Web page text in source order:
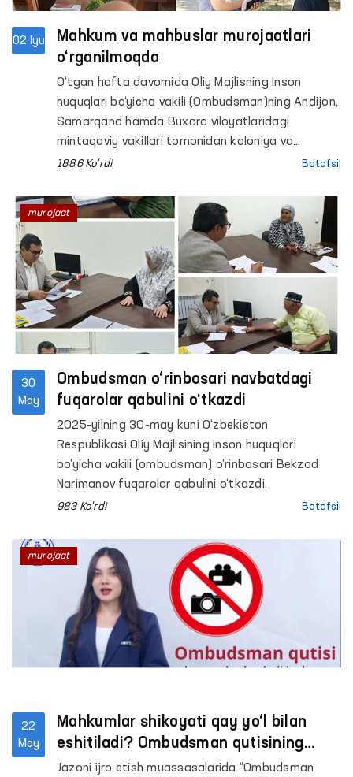
02 Iyu
Mahkum va mahbuslar murojaatlari
o‘rganilmoqda
O‘tgan hafta davomida Oliy Majlisning Inson
huquqlari bo‘yicha vakili (Ombudsman)ning Andijon,
Samarqand hamda Buxoro viloyatlaridagi
mintaqaviy vakillari tomonidan koloniya va
hibsxonalarda saqlanayotgan shaxslarning
1886 Ko'rdi Batafsil
30
May
Ombudsman o‘rinbosari navbatdagi
fuqarolar qabulini o‘tkazdi
2025-yilning 30-may kuni O‘zbekiston
Respublikasi Oliy Majlisining Inson huquqlari
bo‘yicha vakili (ombudsman) o‘rinbosari Bekzod
Narimanov fuqarolar qabulini o‘tkazdi.
983 Ko'rdi Batafsil
murojaat
22
May
Mahkumlar shikoyati qay yo‘l bilan
eshitiladi? Ombudsman qutisining
ahamiyati
Jazoni ijro etish muassasalarida “Ombudsman
murojaat